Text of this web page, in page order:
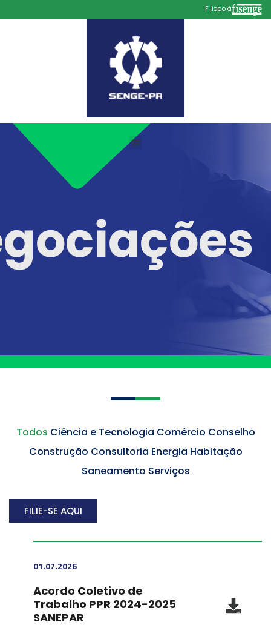
Filiado à
Todos Ciência e Tecnologia Comércio Conselho
Construção Consultoria Energia Habitação
Saneamento Serviços
FILIE-SE AQUI
01.07.2026
Acordo Coletivo de
Trabalho PPR 2024-2025
SANEPAR